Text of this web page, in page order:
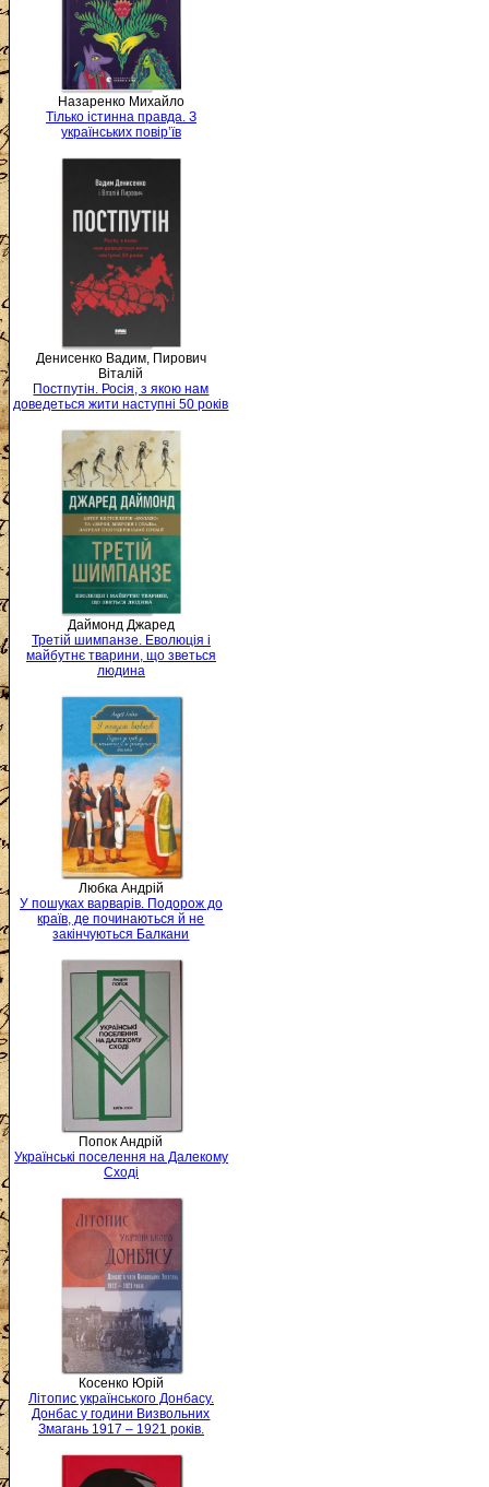
Назаренко Михайло
Тілько істинна правда. З
українських повір’їв
Денисенко Вадим, Пирович
Віталій
Постпутін. Росія, з якою нам
доведеться жити наступні 50 років
Даймонд Джаред
Третій шимпанзе. Еволюція і
майбутнє тварини, що зветься
людина
Любка Андрій
У пошуках варварів. Подорож до
країв, де починаються й не
закінчуються Балкани
Попок Андрій
Українські поселення на Далекому
Сході
Косенко Юрій
Літопис українського Донбасу.
Донбас у години Визвольних
Змагань 1917 – 1921 років.